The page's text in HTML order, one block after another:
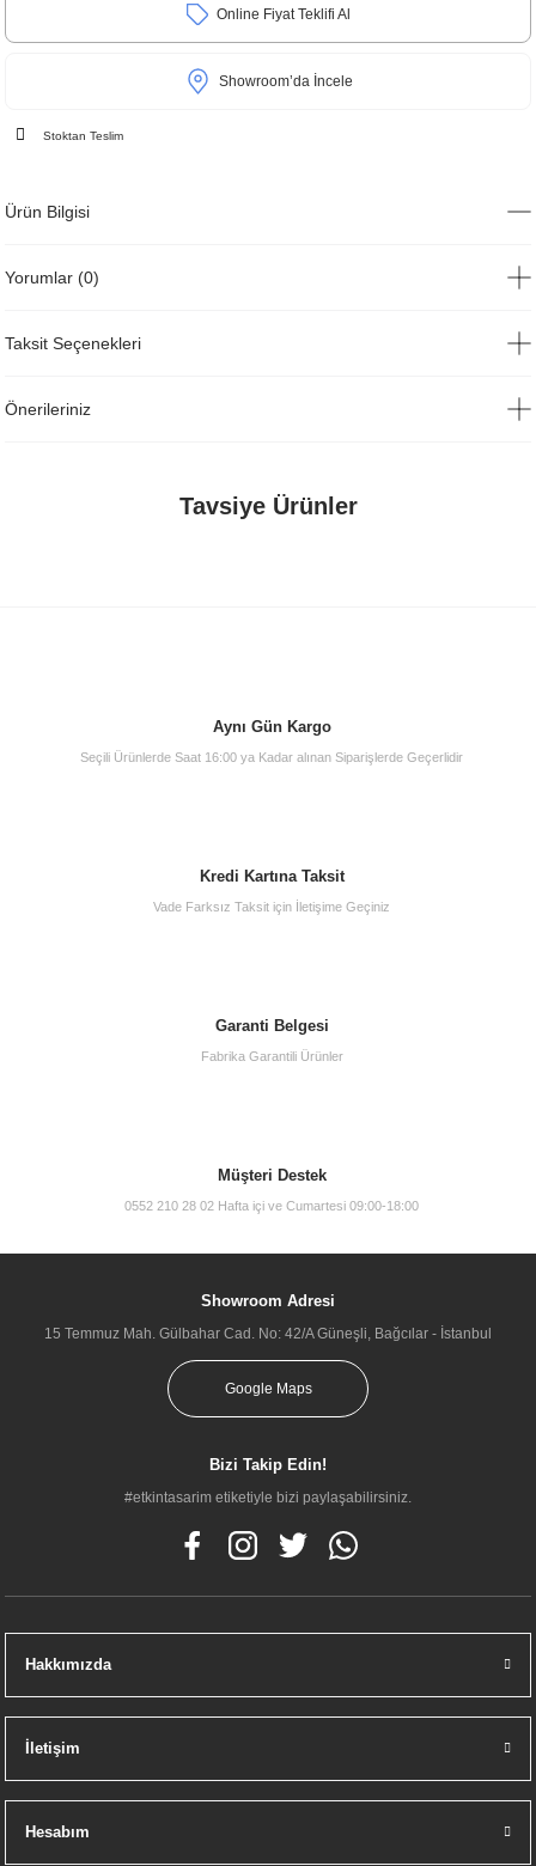
Online Fiyat Teklifi Al
Showroom’da İncele
Stoktan Teslim
Ürün Bilgisi
Yorumlar (0)
Taksit Seçenekleri
Önerileriniz
Tavsiye Ürünler
Vitra 62184 Valarte Lavabo Dolabı 100 Cm Lavabolu Mat Gri Çekmeceli
Aynı Gün Kargo
Seçili Ürünlerde Saat 16:00 ya Kadar alınan Siparişlerde Geçerlidir
Kredi Kartına Taksit
Vade Farksız Taksit için İletişime Geçiniz
Garanti Belgesi
Fabrika Garantili Ürünler
Müşteri Destek
0552 210 28 02 Hafta içi ve Cumartesi 09:00-18:00
Showroom Adresi
15 Temmuz Mah. Gülbahar Cad. No: 42/A Güneşli, Bağcılar - İstanbul
Google Maps
Bizi Takip Edin!
#etkintasarim etiketiyle bizi paylaşabilirsiniz.
Hakkımızda
İletişim
Hesabım